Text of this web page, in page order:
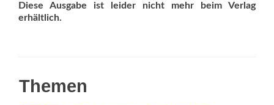
Diese Ausgabe ist leider nicht mehr beim Verlag
erhältlich.
Themen